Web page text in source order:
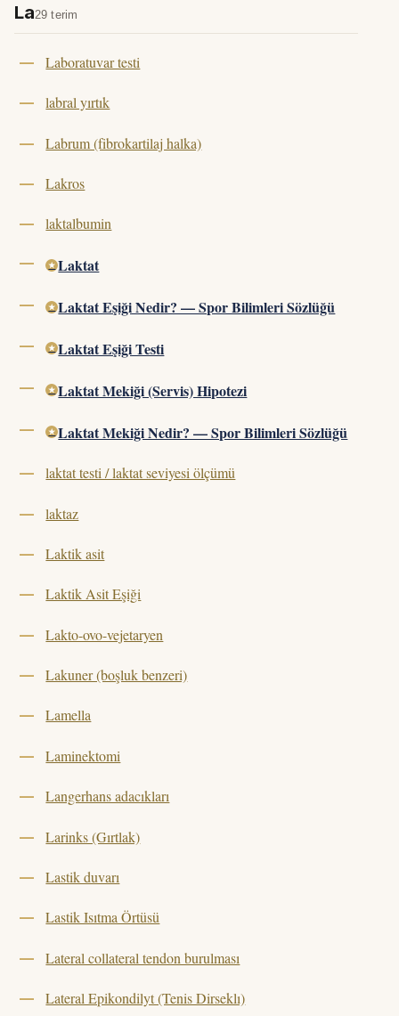
La29 terim
Laboratuvar testi
labral yırtık
Labrum (fibrokartilaj halka)
Lakros
laktalbumin
Laktat
Laktat Eşiği Nedir? — Spor Bilimleri Sözlüğü
Laktat Eşiği Testi
Laktat Mekiği (Servis) Hipotezi
Laktat Mekiği Nedir? — Spor Bilimleri Sözlüğü
laktat testi / laktat seviyesi ölçümü
laktaz
Laktik asit
Laktik Asit Eşiği
Lakto-ovo-vejetaryen
Lakuner (boşluk benzeri)
Lamella
Laminektomi
Langerhans adacıkları
Larinks (Gırtlak)
Lastik duvarı
Lastik Isıtma Örtüsü
Lateral collateral tendon burulması
Lateral Epikondilyt (Tenis Dirseklı)